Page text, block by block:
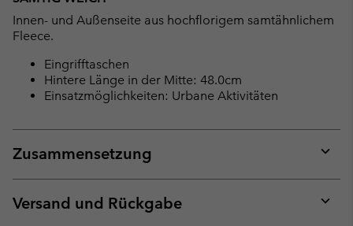
Innen- und Außenseite aus hochflorigem samtähnlichem
Fleece.
Eingrifftaschen
Hintere Länge in der Mitte: 48.0cm
Einsatzmöglichkeiten: Urbane Aktivitäten
Zusammensetzung
or
Versand und Rückgabe